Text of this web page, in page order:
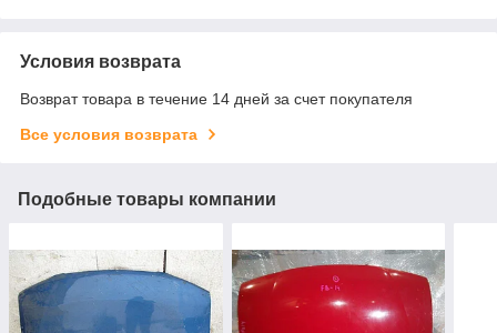
Условия возврата
Возврат товара в течение 14 дней за счет покупателя
Все условия возврата
Подобные товары компании